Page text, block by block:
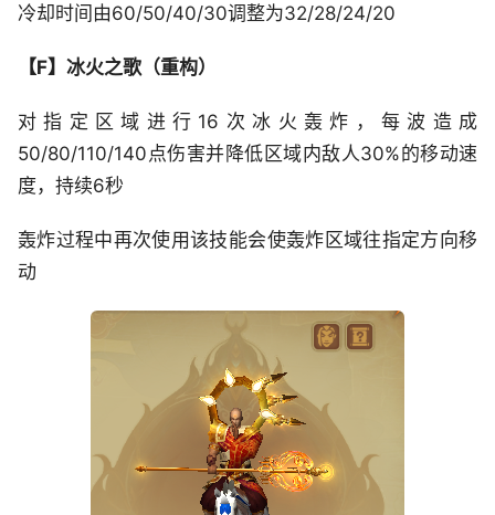
冷却时间由60/50/40/30调整为32/28/24/20
【F】冰火之歌（重构）
对指定区域进行16次冰火轰炸，每波造成
50/80/110/140点伤害并降低区域内敌人30%的移动速
度，持续6秒
轰炸过程中再次使用该技能会使轰炸区域往指定方向移
动